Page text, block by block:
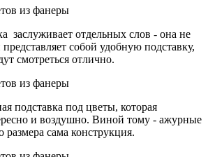
заслуживает отдельных слов - она не
собой удобную подставку,
смотреться отлично.
подставка под цветы, которая
и воздушно. Виной тому - ажурные
сама конструкция.